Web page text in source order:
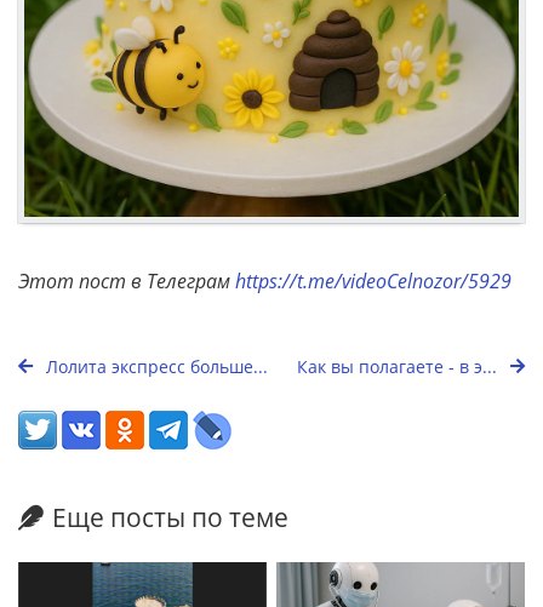
Этот пост в Телеграмhttps://t.me/videoCelnozor/5929
Лолита экспресс больше... Как вы полагаете - в э...
Еще посты по теме